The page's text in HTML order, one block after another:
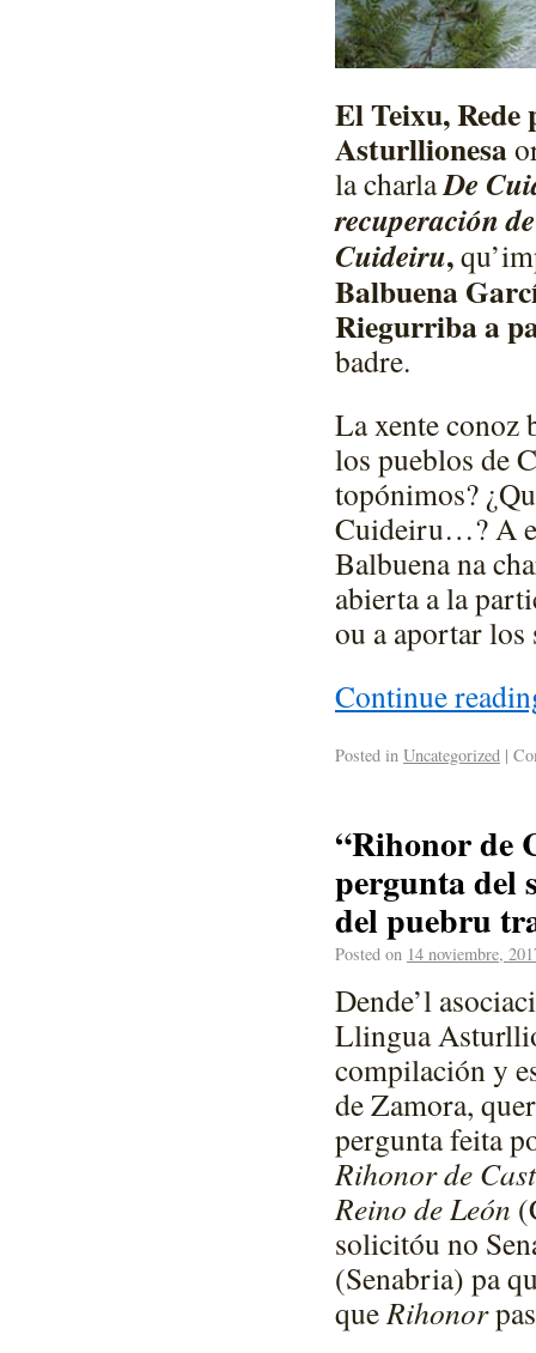
El Teixu,
Asturllionesa
la charlaDe
recuperación
Cuideiru,
Balbuena
Riegurriba a
badre.
La xente conoz
los pueblos de
topónimos?
Cuideiru…? A
Balbuena na
abierta a la
ou a aportar los
Continue
Posted in Uncategorized |
“Rihonor de
pergunta del
del puebru
Posted on 14 noviembre,
Dende’l
Llingua
compilación y
de Zamora,
pergunta feita
Rihonor de
Reino de León
solicitóu no
(Senabria) pa
que Rihonor